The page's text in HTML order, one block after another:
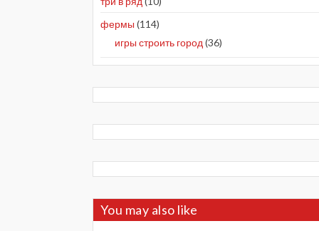
фермы (114)
игры строить город (36)
You may also like